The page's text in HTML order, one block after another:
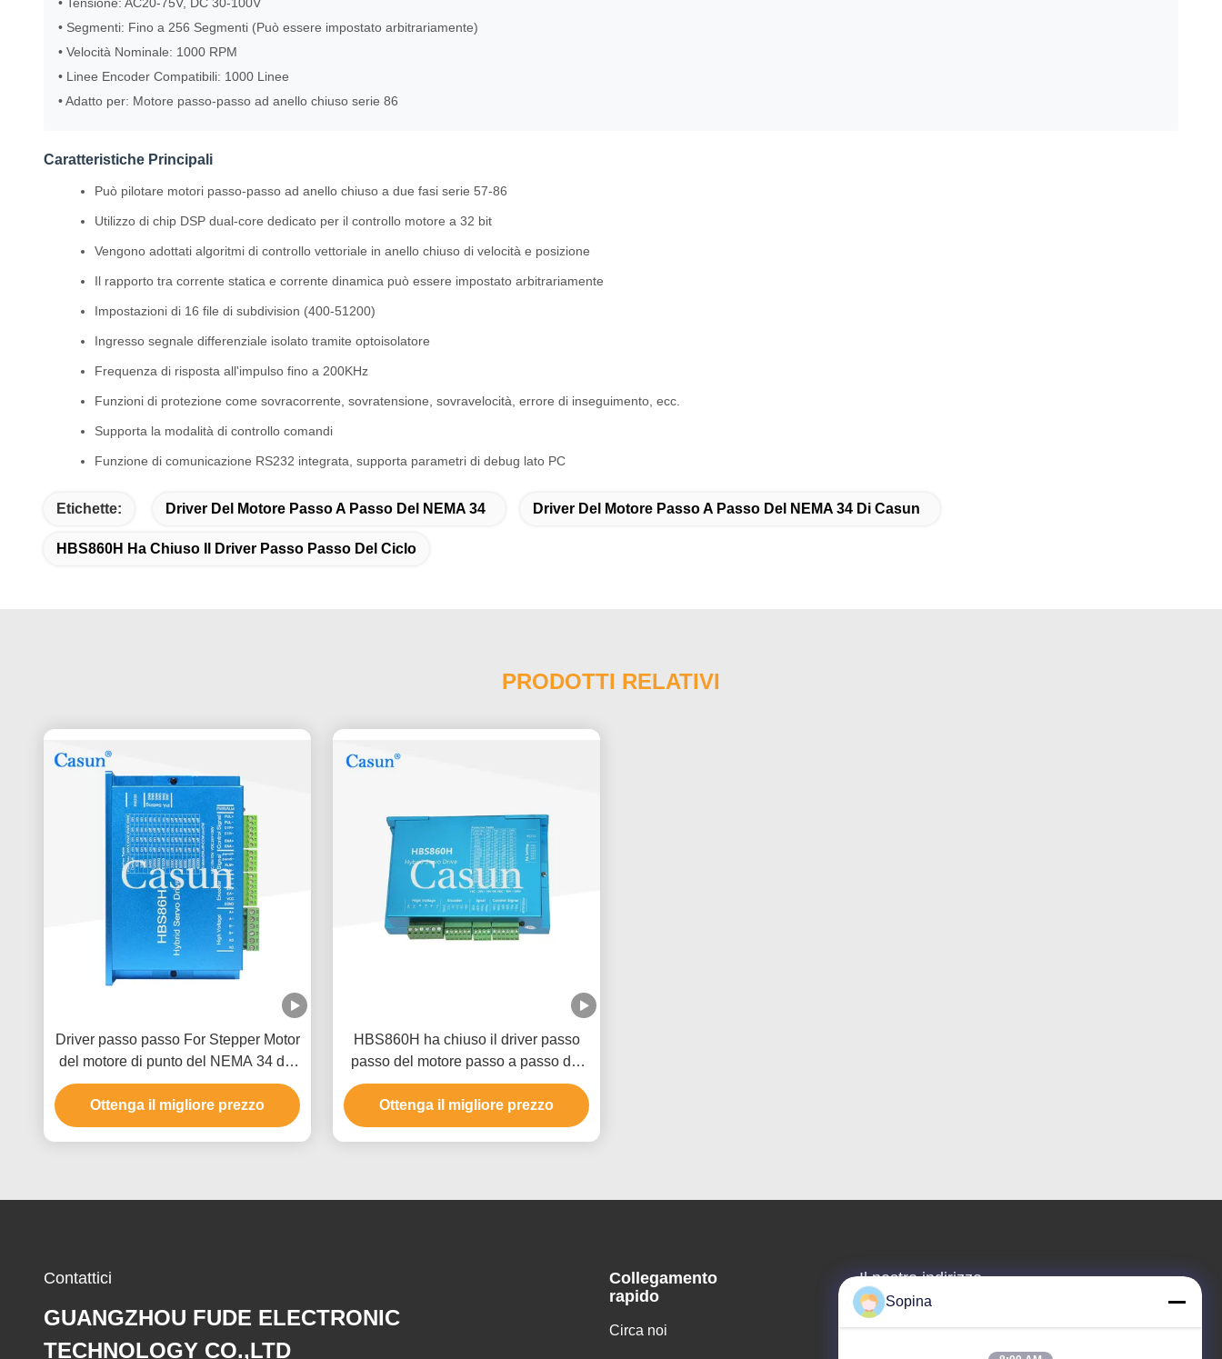
• Segmenti: Fino a 256 Segmenti (Può essere impostato arbitrariamente)
• Velocità Nominale: 1000 RPM
• Linee Encoder Compatibili: 1000 Linee
• Adatto per: Motore passo-passo ad anello chiuso serie 86
Caratteristiche Principali
Può pilotare motori passo-passo ad anello chiuso a due fasi serie 57-86
Utilizzo di chip DSP dual-core dedicato per il controllo motore a 32 bit
Vengono adottati algoritmi di controllo vettoriale in anello chiuso di velocità e posizione
Il rapporto tra corrente statica e corrente dinamica può essere impostato arbitrariamente
Impostazioni di 16 file di subdivision (400-51200)
Ingresso segnale differenziale isolato tramite optoisolatore
Frequenza di risposta all'impulso fino a 200KHz
Funzioni di protezione come sovracorrente, sovratensione, sovravelocità, errore di inseguimento, ecc.
Supporta la modalità di controllo comandi
Funzione di comunicazione RS232 integrata, supporta parametri di debug lato PC
Etichette: Driver Del Motore Passo A Passo Del NEMA 34 Driver Del Motore Passo A Passo Del NEMA 34 Di Casun
HBS860H Ha Chiuso Il Driver Passo Passo Del Ciclo
PRODOTTI RELATIVI
Driver passo passo For Stepper Motor
del motore di punto del NEMA 34 del
ciclo chiuso HBS860H con il
codificatore
Ottenga il migliore prezzo
HBS860H ha chiuso il driver passo
passo del motore passo a passo del
NEMA 34 di Casun del driver del ciclo
Ottenga il migliore prezzo
Contattici
GUANGZHOU FUDE ELECTRONIC
TECHNOLOGY CO.,LTD
Collegamento
rapido
Circa noi
Il nostro indirizzo
Indirizzo aziendale
Sopina